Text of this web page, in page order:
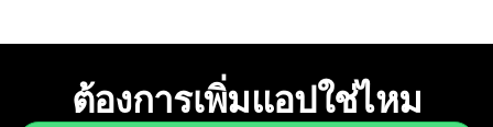
ต้องการเพิ่มแอปใช่ไหม